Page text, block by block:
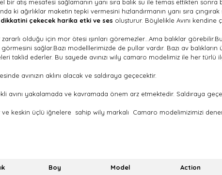
bir atış mesafesi sağlamanın yanı sıra balık su ile temas ettikten
ki ağırlıklar maketin tepki vermesini hızlandırmanın yanı sıra çıngırak
çekecek harika etki ve ses oluşturur. Böylelikle Avını kendine
olduğu için mor ötesi ışınları göremezler...Ama balıklar
sağlar.Bazı modelllerimizde de pullar vardır. Bazı av
taklid ederler. Bu sayede avınızı wily camaro modelimiz ile her türlü
avınızın aklını alacak ve saldıraya geçecektir.
avını yakalamada ve kavramada önem arz etmektedir. Saldıraya
ve keskin üçlü iğnelere sahip wily markalı Camaro modelimizimizi
Boy Model Action